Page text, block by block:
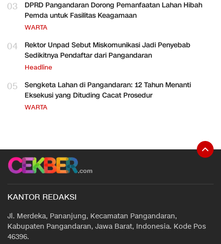
03
DPRD Pangandaran Dorong Pemanfaatan Lahan Hibah
Pemda untuk Fasilitas Keagamaan
WARTA
04
Rektor Unpad Sebut Miskomunikasi Jadi Penyebab
Sedikitnya Pendaftar dari Pangandaran
Headline
05
Sengketa Lahan di Pangandaran: 12 Tahun Menanti
Eksekusi yang Dituding Cacat Prosedur
WARTA
KANTOR REDAKSI
Jl. Merdeka, Pananjung, Kecamatan Pangandaran,
Kabupaten Pangandaran, Jawa Barat, Indonesia. Kode Pos
46396.